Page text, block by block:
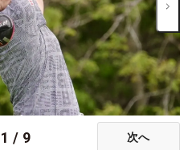
1 / 9 次へ